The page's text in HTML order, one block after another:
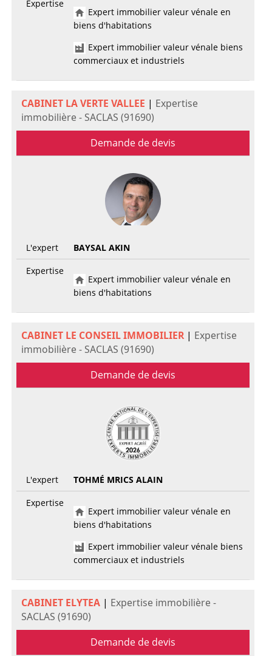
Expertise
Expert immobilier valeur vénale en
biens d'habitations
Expert immobilier valeur vénale biens
commerciaux et industriels
CABINET LA VERTE VALLEE | Expertise
immobilière - SACLAS (91690)
Demande de devis
L'expert
BAYSAL AKIN
Expertise
Expert immobilier valeur vénale en
biens d'habitations
CABINET LE CONSEIL IMMOBILIER| Expertise
immobilière - SACLAS (91690)
Demande de devis
L'expert
TOHMÉ MRICS ALAIN
Expertise
Expert immobilier valeur vénale en
biens d'habitations
Expert immobilier valeur vénale biens
commerciaux et industriels
CABINET ELYTEA| Expertise immobilière -
SACLAS (91690)
Demande de devis